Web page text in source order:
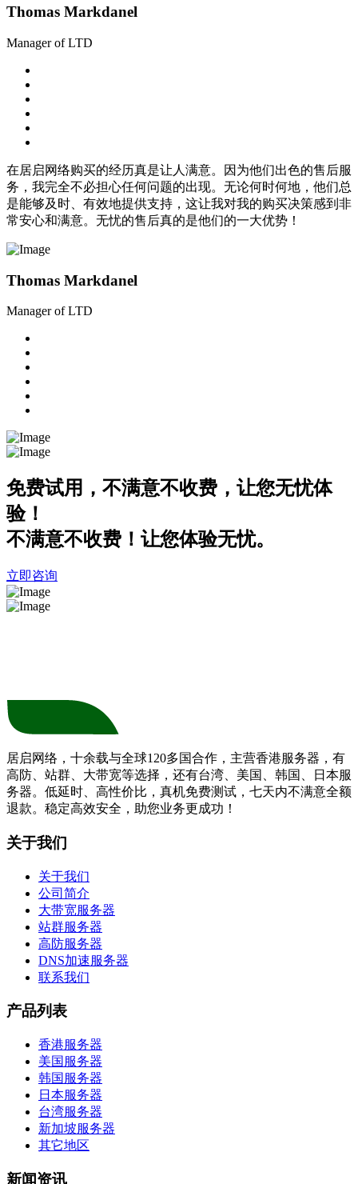
Thomas Markdanel
Manager of LTD
在居启网络购买的经历真是让人满意。因为他们出色的售后服
务，我完全不必担心任何问题的出现。无论何时何地，他们总
是能够及时、有效地提供支持，这让我对我的购买决策感到非
常安心和满意。无忧的售后真的是他们的一大优势！
Thomas Markdanel
Manager of LTD
免费试用，不满意不收费，让您无忧体
验！
不满意不收费！让您体验无忧。
立即咨询
居启网络，十余载与全球120多国合作，主营香港服务器，有
高防、站群、大带宽等选择，还有台湾、美国、韩国、日本服
务器。低延时、高性价比，真机免费测试，七天内不满意全额
退款。稳定高效安全，助您业务更成功！
关于我们
关于我们
公司简介
大带宽服务器
站群服务器
高防服务器
DNS加速服务器
联系我们
产品列表
香港服务器
美国服务器
韩国服务器
日本服务器
台湾服务器
新加坡服务器
其它地区
新闻资讯